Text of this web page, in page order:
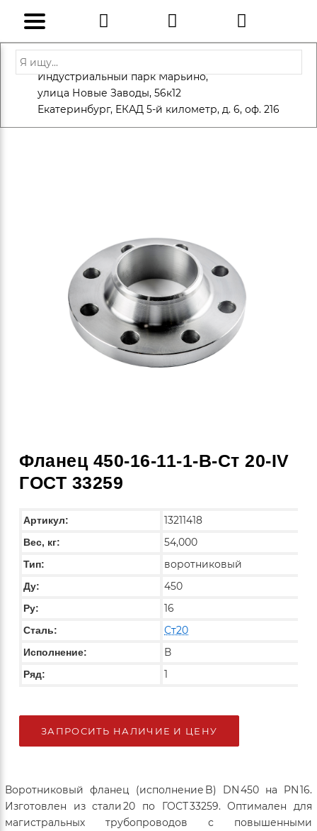
+7 (812) 600-10-15
info@eversteel.ru
Адрес: Санкт-Петербург, Петергоф,
Индустриальный парк Марьино,
улица Новые Заводы, 56к12
Екатеринбург, ЕКАД 5-й километр, д. 6, оф. 216
ЗАКАЗАТЬ ЗВОНОК
Фланец 450-16-11-1-B-Ст 20-IV
ГОСТ 33259
Артикул: 13211418
Вес, кг: 54,000
Тип: воротниковый
Ду: 450
Ру: 16
Сталь: Ст20
Исполнение: В
Ряд: 1
ЗАПРОСИТЬ НАЛИЧИЕ И ЦЕНУ
Воротниковый фланец (исполнение B) DN 450 на PN 16.
Изготовлен из стали 20 по ГОСТ 33259. Оптимален для
магистральных трубопроводов с повышенными